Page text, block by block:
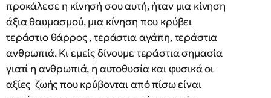
προκάλεσε η κίνησή σου αυτή, ήταν μια κίνηση
άξια θαυμασμού, μια κίνηση που κρύβει
τεράστιο θάρρος , τεράστια αγάπη, τεράστια
ανθρωπιά. Κι εμείς δίνουμε τεράστια σημασία
γιατί η ανθρωπιά, η αυτοθυσία και φυσικά οι
αξίες ζωής που κρύβονται από πίσω είναι